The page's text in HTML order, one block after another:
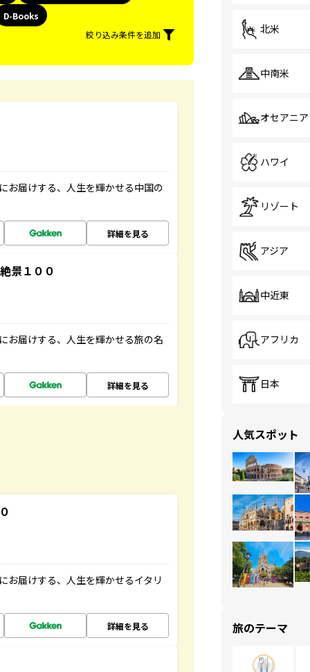
D-Books
絞り込み条件を追加
お届けする、人生を輝かせる中国の
詳細を見る
景１００
お届けする、人生を輝かせる旅の名
詳細を見る
お届けする、人生を輝かせるイタリ
詳細を見る
北米
中南米
オセアニア
ハワイ
リゾート
アジア
中近東
アフリカ
日本
人気スポット
旅のテーマ